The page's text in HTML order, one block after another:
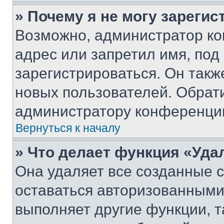
» Почему я не могу
Возможно, администратор
адрес или запретил имя,
зарегистрироваться. Он
новых пользователей.
администратору
Вернуться к началу
» Что делает функция
Она удаляет все созданные
оставаться
выполняет другие функции,